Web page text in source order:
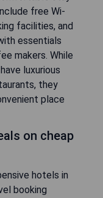
free Wi-
facilities, and
essentials
makers. While
luxurious
they
place
on cheap
hotels in
booking